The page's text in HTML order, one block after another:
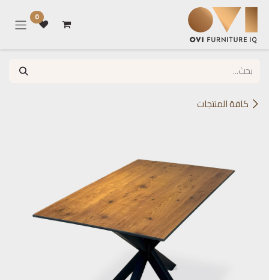
تخطي للذهاب إلى المحتوى
0
كافة المنتجات